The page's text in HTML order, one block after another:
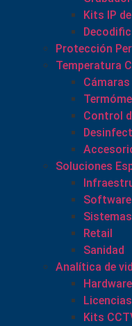
Kits IP
Protección
Temperatura
Control
Soluciones
Retail
Sanidad
Analítica de
Hardware
Licencias
Kits